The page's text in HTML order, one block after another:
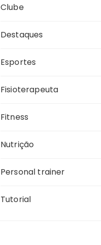
Clube
Destaques
Esportes
Fisioterapeuta
Fitness
Nutrição
Personal trainer
Tutorial